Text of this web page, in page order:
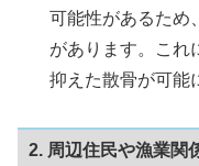
可能性があるため
があります。これ
抑えた散骨が可能
2. 周辺住民や漁業関